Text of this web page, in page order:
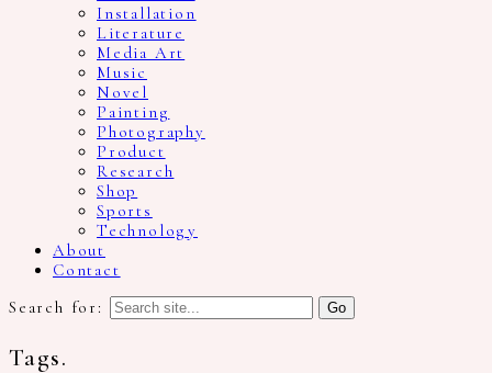
Installation
Literature
Media Art
Music
Novel
Painting
Photography
Product
Research
Shop
Sports
Technology
About
Contact
Search for:
Tags.